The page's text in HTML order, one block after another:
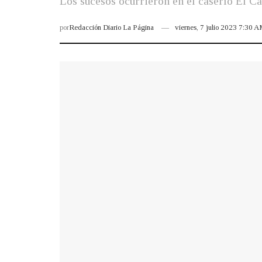
porRedacción Diario La Página viernes, 7 julio 2023 7:30